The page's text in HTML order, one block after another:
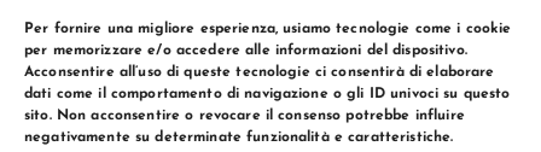
Per fornire una migliore esperienza, usiamo tecnologie come i cookie
per memorizzare e/o accedere alle informazioni del dispositivo.
Acconsentire all’uso di queste tecnologie ci consentirà di elaborare
dati come il comportamento di navigazione o gli ID univoci su questo
sito. Non acconsentire o revocare il consenso potrebbe influire
negativamente su determinate funzionalità e caratteristiche.